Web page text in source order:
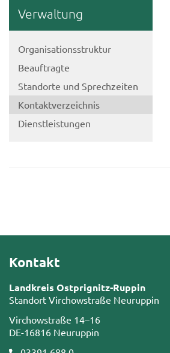
Ver­wal­tung
Or­ga­ni­sa­ti­ons­struk­tur
Be­auf­trag­te
Stand­or­te und Sprech­zei­ten
Kon­takt­ver­zeich­nis
Dienst­leis­tun­gen
Kontakt
Landkreis Ostprignitz-Ruppin
Standort Virchowstraße Neuruppin
Virchowstraße 14–16
DE-16816 Neuruppin